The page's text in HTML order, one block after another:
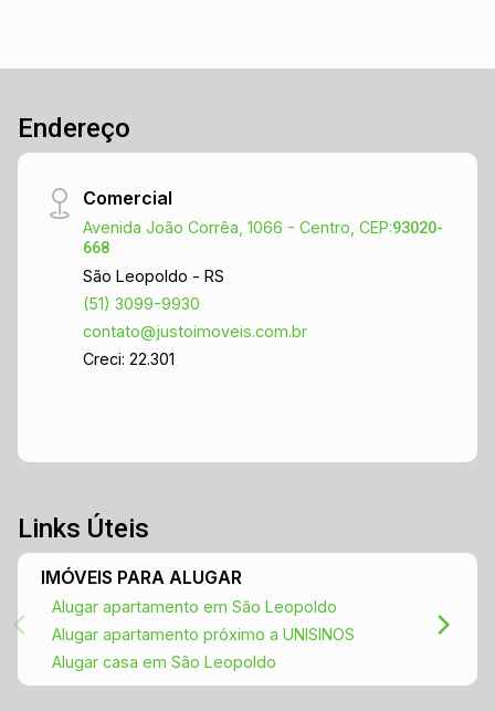
Endereço
Comercial
Avenida João Corrêa, 1066 - Centro, CEP:93020-
668
São Leopoldo - RS
(51) 3099-9930
contato@justoimoveis.com.br
Creci: 22.301
Links Úteis
IMÓVEIS PARA ALUGAR
Alugar apartamento em São Leopoldo
Alugar apartamento próximo a UNISINOS
Alugar casa em São Leopoldo